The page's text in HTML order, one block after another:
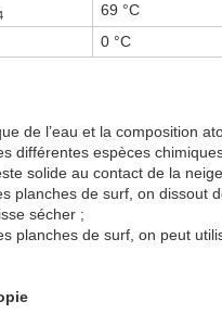
69 °C
0 °C
de l’eau et la composition
différentes espèces
solide au contact de la
planches de surf, on dissout
sécher ;
planches de surf, on peut